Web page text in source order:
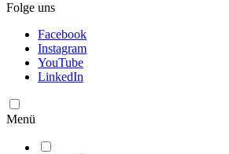
Folge uns
Facebook
Instagram
YouTube
LinkedIn
Menü